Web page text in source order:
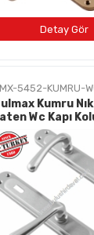
5452-KUMRU-
Kumru
Wc Kapı
5452